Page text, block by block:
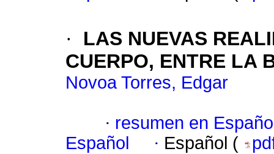
·
LAS NUEVAS
CUERPO, ENTRE LA
Novoa Torres, Edgar
· resumen en
Español
· Español (